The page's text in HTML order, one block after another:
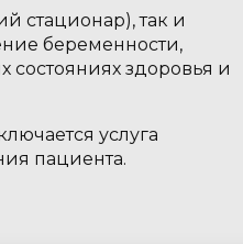
стационар), так и
беременности,
здоровья и
услуга
пациента.